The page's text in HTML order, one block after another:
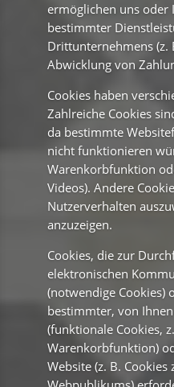
ermöglichen uns oder
bestimmter
Drittunternehmens (z.
Abwicklung von
Cookies haben
Zahlreiche Cookies
da bestimmte
nicht funktionieren
Warenkorbfunktion
Videos). Andere
Nutzerverhalten
anzuzeigen.
Cookies, die zur
elektronischen
(notwendige Cookies)
bestimmter, von
(funktionale Cookies,
Warenkorbfunktion)
Website (z. B. Cookies